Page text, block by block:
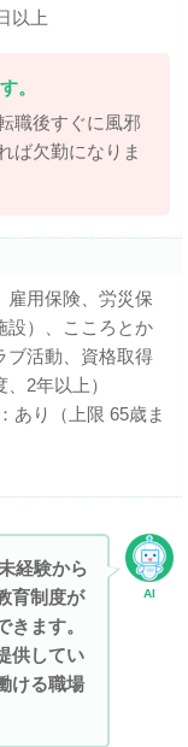
以上
。
職後すぐに風邪
ば欠勤になりま
雇用保険、労災保
設）、こころとか
ブ活動、資格取得
2年以上）
あり（上限 65歳ま
AI
経験から
育制度が
ます。
供してい
ける職場